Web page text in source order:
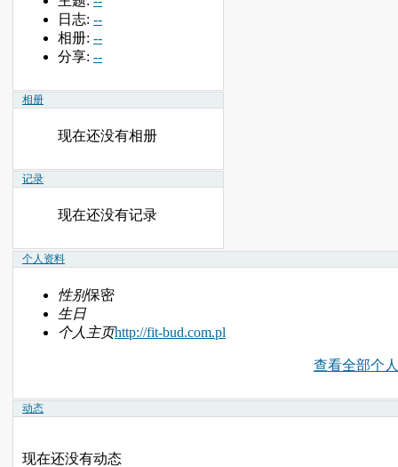
日志: --
相册: --
分享: --
相册
现在还没有相册
记录
现在还没有记录
个人资料
性别保密
生日
个人主页http://fit-bud.com.pl
查看全部个
动态
现在还没有动态